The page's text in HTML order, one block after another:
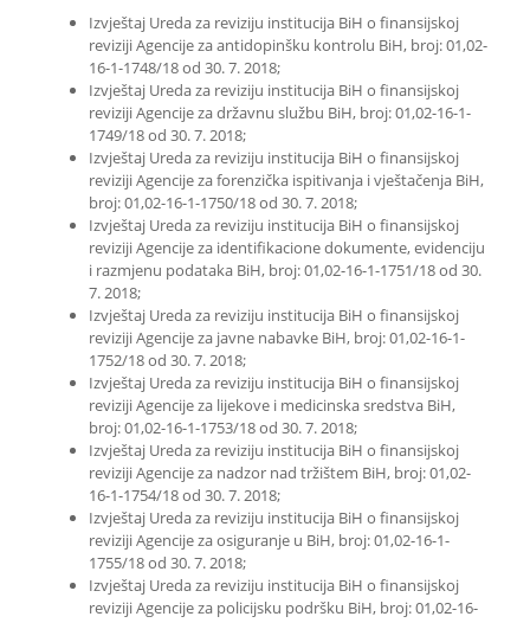
Izvještaj Ureda za reviziju institucija BiH o finansijskoj
reviziji Agencije za antidopinšku kontrolu BiH, broj: 01,02-
16-1-1748/18 od 30. 7. 2018;
Izvještaj Ureda za reviziju institucija BiH o finansijskoj
reviziji Agencije za državnu službu BiH, broj: 01,02-16-1-
1749/18 od 30. 7. 2018;
Izvještaj Ureda za reviziju institucija BiH o finansijskoj
reviziji Agencije za forenzička ispitivanja i vještačenja BiH,
broj: 01,02-16-1-1750/18 od 30. 7. 2018;
Izvještaj Ureda za reviziju institucija BiH o finansijskoj
reviziji Agencije za identifikacione dokumente, evidenciju
i razmjenu podataka BiH, broj: 01,02-16-1-1751/18 od 30.
7. 2018;
Izvještaj Ureda za reviziju institucija BiH o finansijskoj
reviziji Agencije za javne nabavke BiH, broj: 01,02-16-1-
1752/18 od 30. 7. 2018;
Izvještaj Ureda za reviziju institucija BiH o finansijskoj
reviziji Agencije za lijekove i medicinska sredstva BiH,
broj: 01,02-16-1-1753/18 od 30. 7. 2018;
Izvještaj Ureda za reviziju institucija BiH o finansijskoj
reviziji Agencije za nadzor nad tržištem BiH, broj: 01,02-
16-1-1754/18 od 30. 7. 2018;
Izvještaj Ureda za reviziju institucija BiH o finansijskoj
reviziji Agencije za osiguranje u BiH, broj: 01,02-16-1-
1755/18 od 30. 7. 2018;
Izvještaj Ureda za reviziju institucija BiH o finansijskoj
reviziji Agencije za policijsku podršku BiH, broj: 01,02-16-